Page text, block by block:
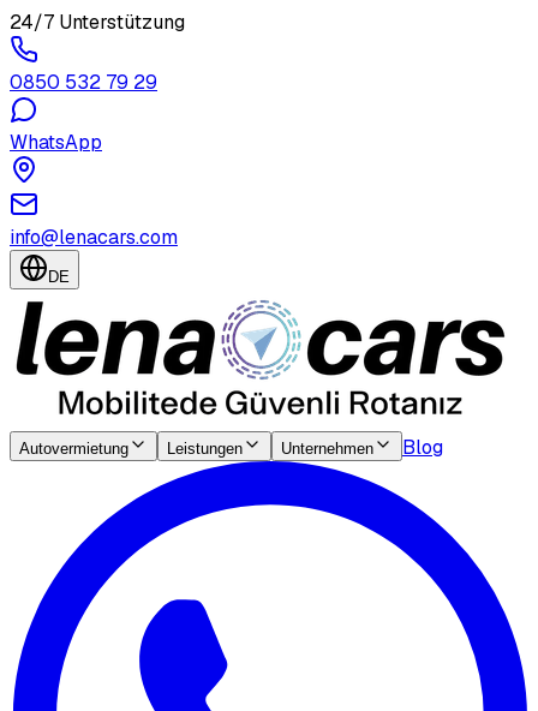
24/7 Unterstützung
0850 532 79 29
WhatsApp
info@lenacars.com
DE
Autovermietung Leistungen Unternehmen Blog